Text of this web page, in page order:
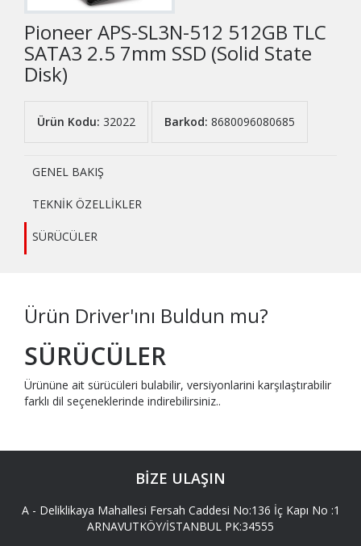
Pioneer APS-SL3N-512 512GB TLC
SATA3 2.5 7mm SSD (Solid State
Disk)
Ürün Kodu: 32022 Barkod: 8680096080685
GENEL BAKIŞ
TEKNİK ÖZELLİKLER
SÜRÜCÜLER
Ürün Driver'ını Buldun mu?
SÜRÜCÜLER
Ürününe ait sürücüleri bulabilir, versiyonlarini karşılaştırabilir
farklı dil seçeneklerinde indirebilirsiniz..
BİZE ULAŞIN
A - Deliklikaya Mahallesi Fersah Caddesi No:136 İç Kapı No :1
ARNAVUTKÖY/İSTANBUL PK:34555